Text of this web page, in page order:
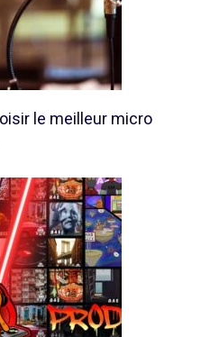
le meilleur micro